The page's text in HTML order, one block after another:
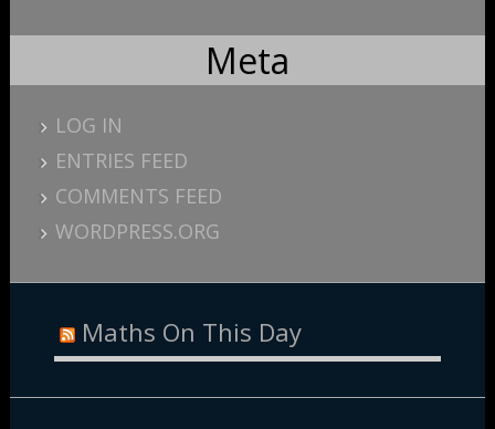
Meta
LOG IN
ENTRIES FEED
COMMENTS FEED
WORDPRESS.ORG
Maths On This Day